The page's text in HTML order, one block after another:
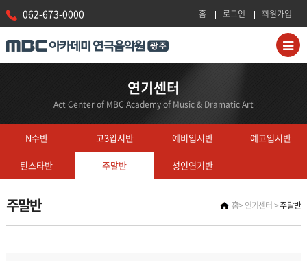
062-673-0000 홈 로그인 회원가입
연기센터
Act Center of MBC Academy of Music & Dramatic Art
N수반 고3입시반 예비입시반 예고입시반
틴스타반 주말반 성인연기반
주말반 홈 연기센터 주말반